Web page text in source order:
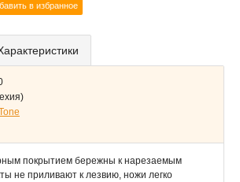
в избранное
покрытием бережны к нарезаемым
не приливают к лезвию, ножи легко